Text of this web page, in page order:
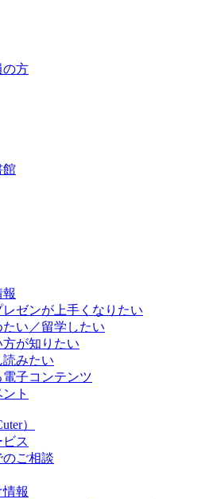
の方
館
レゼンが上手くなりたい
い／留学したい
が知りたい
みたい
子コンテンツ
ト
）
ス
ご相談
報